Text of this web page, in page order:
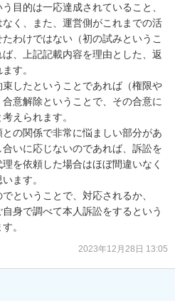
目的は一応達成されていること、
く、また、運営側がこれまでの活
わけではない（初の試みというこ
、上記記載内容を理由とした、返
す。
したということであれば（権限や
意解除ということで、その合意に
えられます。
の関係で非常に悩ましい部分があ
いに応じないのであれば、訴訟を
を依頼した場合はほぼ間違いなく
ます。
ということで、対応されるか、
身で調べて本人訴訟をするという
。
2023年12月28日 13:05